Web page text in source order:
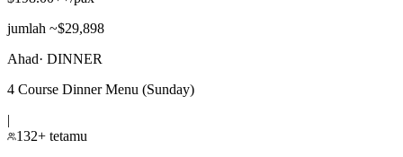
jumlah ~$29,898
Ahad· DINNER
4 Course Dinner Menu (Sunday)
|
132+ tetamu